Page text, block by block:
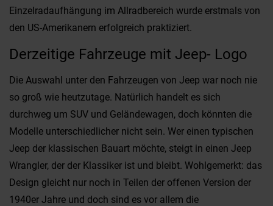
Einzelradaufhängung im Allradbereich wurde erstmals von
den US-Amerikanern erfolgreich praktiziert.
Derzeitige Fahrzeuge mit Jeep- Logo
Die Auswahl unter den Fahrzeugen von Jeep war noch nie
so groß wie heutzutage. Natürlich handelt es sich
durchweg um SUV und Geländewagen, doch könnten die
Modelle unterschiedlicher nicht sein. Wer einen typischen
Jeep der klassischen Bauart möchte, steigt in einen Jeep
Wrangler, der der Klassiker ist und bleibt. Wohlgemerkt: das
Design gleicht nur noch in Teilen der offenen Version der
1940er Jahre und doch sind es vor allem die